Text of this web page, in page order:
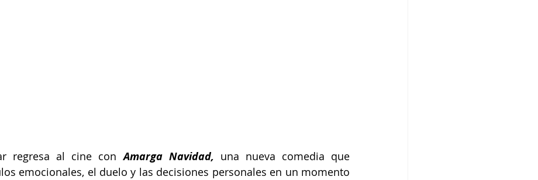
regresa al cine con Amarga Navidad, una nueva comedia que
emocionales, el duelo y las decisiones personales en un momento